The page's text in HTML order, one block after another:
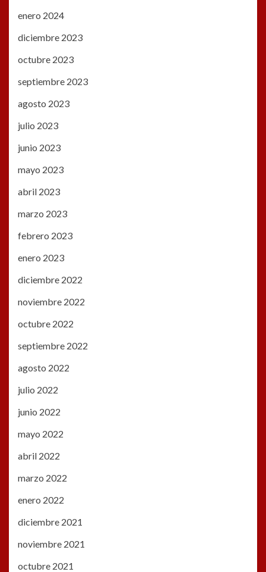
enero 2024
diciembre 2023
octubre 2023
septiembre 2023
agosto 2023
julio 2023
junio 2023
mayo 2023
abril 2023
marzo 2023
febrero 2023
enero 2023
diciembre 2022
noviembre 2022
octubre 2022
septiembre 2022
agosto 2022
julio 2022
junio 2022
mayo 2022
abril 2022
marzo 2022
enero 2022
diciembre 2021
noviembre 2021
octubre 2021